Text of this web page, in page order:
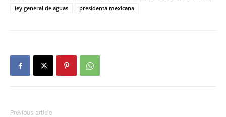
ley general de aguas
presidenta mexicana
Previous article